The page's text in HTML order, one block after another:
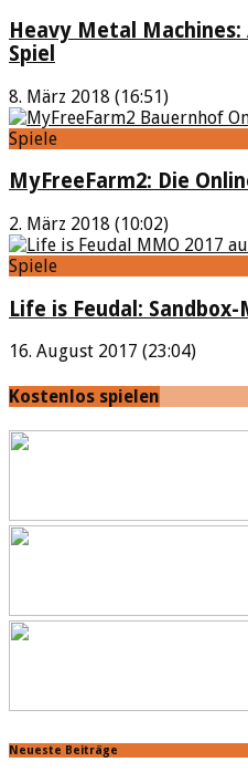
Heavy Metal
Spiel
8. März 2018 (16:51)
Spiele
MyFreeFarm2: Die
2. März 2018 (10:02)
Spiele
Life is Feudal: Sandbox-
16. August 2017 (23:04)
Kostenlos spielen
Neueste Beiträge